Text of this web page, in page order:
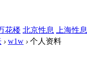
花楼 北京性息 上海性息
› w1w › 个人资料